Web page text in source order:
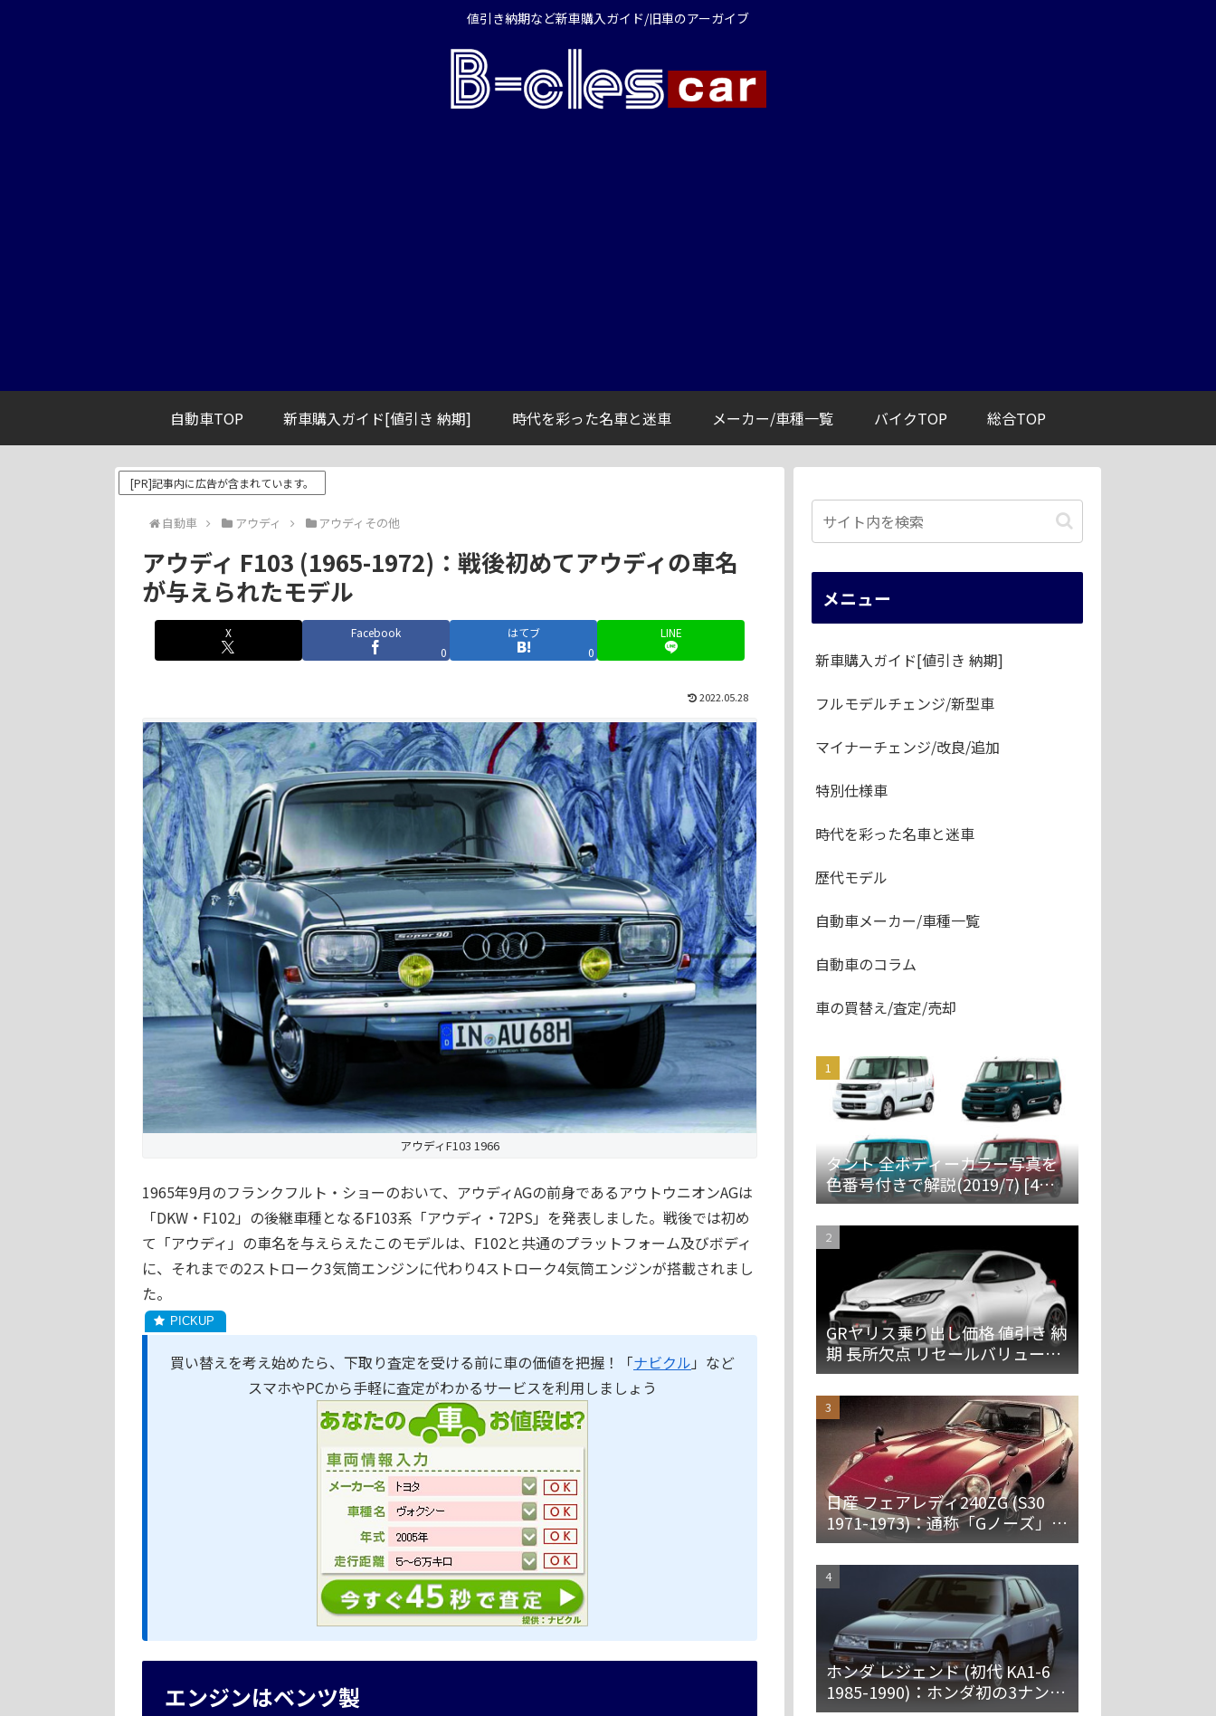
値引き納期など新車購入ガイド/旧車のアーガイブ
自動車TOP 新車購入ガイド[値引き 納期] 時代を彩った名車と迷車 メーカー/車種一覧 バイクTOP 総合TOP
[PR]記事内に広告が含まれています。
自動車 アウディ アウディその他
アウディ F103 (1965-1972)：戦後初めてアウディの車名
が与えられたモデル
X
Facebook
0
はてブ
0
LINE
2022.05.28
アウディF103 1966
1965年9月のフランクフルト・ショーのおいて、アウディAGの前身であるアウトウニオンAGは
「DKW・F102」の後継車種となるF103系「アウディ・72PS」を発表しました。戦後では初め
て「アウディ」の車名を与えらえたこのモデルは、F102と共通のプラットフォーム及びボディ
に、それまでの2ストローク3気筒エンジンに代わり4ストローク4気筒エンジンが搭載されまし
た。
買い替えを考え始めたら、下取り査定を受ける前に車の価値を把握！「ナビクル 」など
スマホやPCから手軽に査定がわかるサービスを利用しましょう
エンジンはベンツ製
メニュー
新車購入ガイド[値引き 納期]
フルモデルチェンジ/新型車
マイナーチェンジ/改良/追加
特別仕様車
時代を彩った名車と迷車
歴代モデル
自動車メーカー/車種一覧
自動車のコラム
車の買替え/査定/売却
タント 全ボディーカラー写真を
色番号付きで解説(2019/7) [4代
目 LA650S/660S]
GRヤリス乗り出し価格 値引き 納
期 長所欠点 リセールバリューを
解説
日産 フェアレディ240ZG (S30
1971-1973)：通称「Gノーズ」と
オーバーフェンダーを装備した
特別なZ
ホンダ レジェンド (初代 KA1-6
1985-1990)：ホンダ初の3ナンバ